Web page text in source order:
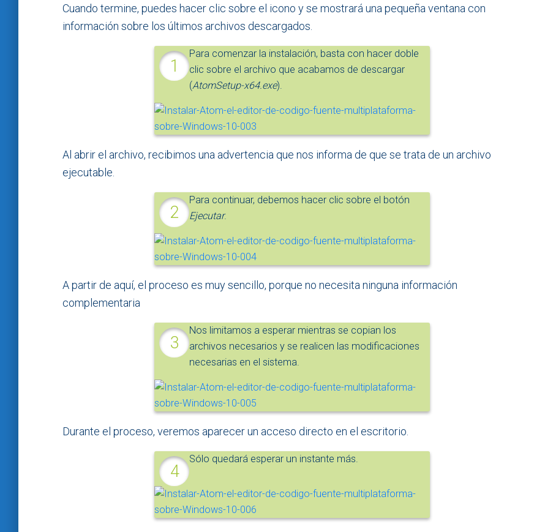
Cuando termine, puedes hacer clic sobre el icono y se mostrará una pequeña ventana con
información sobre los últimos archivos descargados.
Para comenzar la instalación, basta con hacer doble
clic sobre el archivo que acabamos de descargar
(AtomSetup-x64.exe).
Al abrir el archivo, recibimos una advertencia que nos informa de que se trata de un archivo
ejecutable.
Para continuar, debemos hacer clic sobre el botón
Ejecutar.
A partir de aquí, el proceso es muy sencillo, porque no necesita ninguna información
complementaria
Nos limitamos a esperar mientras se copian los
archivos necesarios y se realicen las modificaciones
necesarias en el sistema.
Durante el proceso, veremos aparecer un acceso directo en el escritorio.
Sólo quedará esperar un instante más.